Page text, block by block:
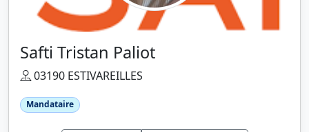
Safti Tristan Paliot
03190 ESTIVAREILLES
Mandataire